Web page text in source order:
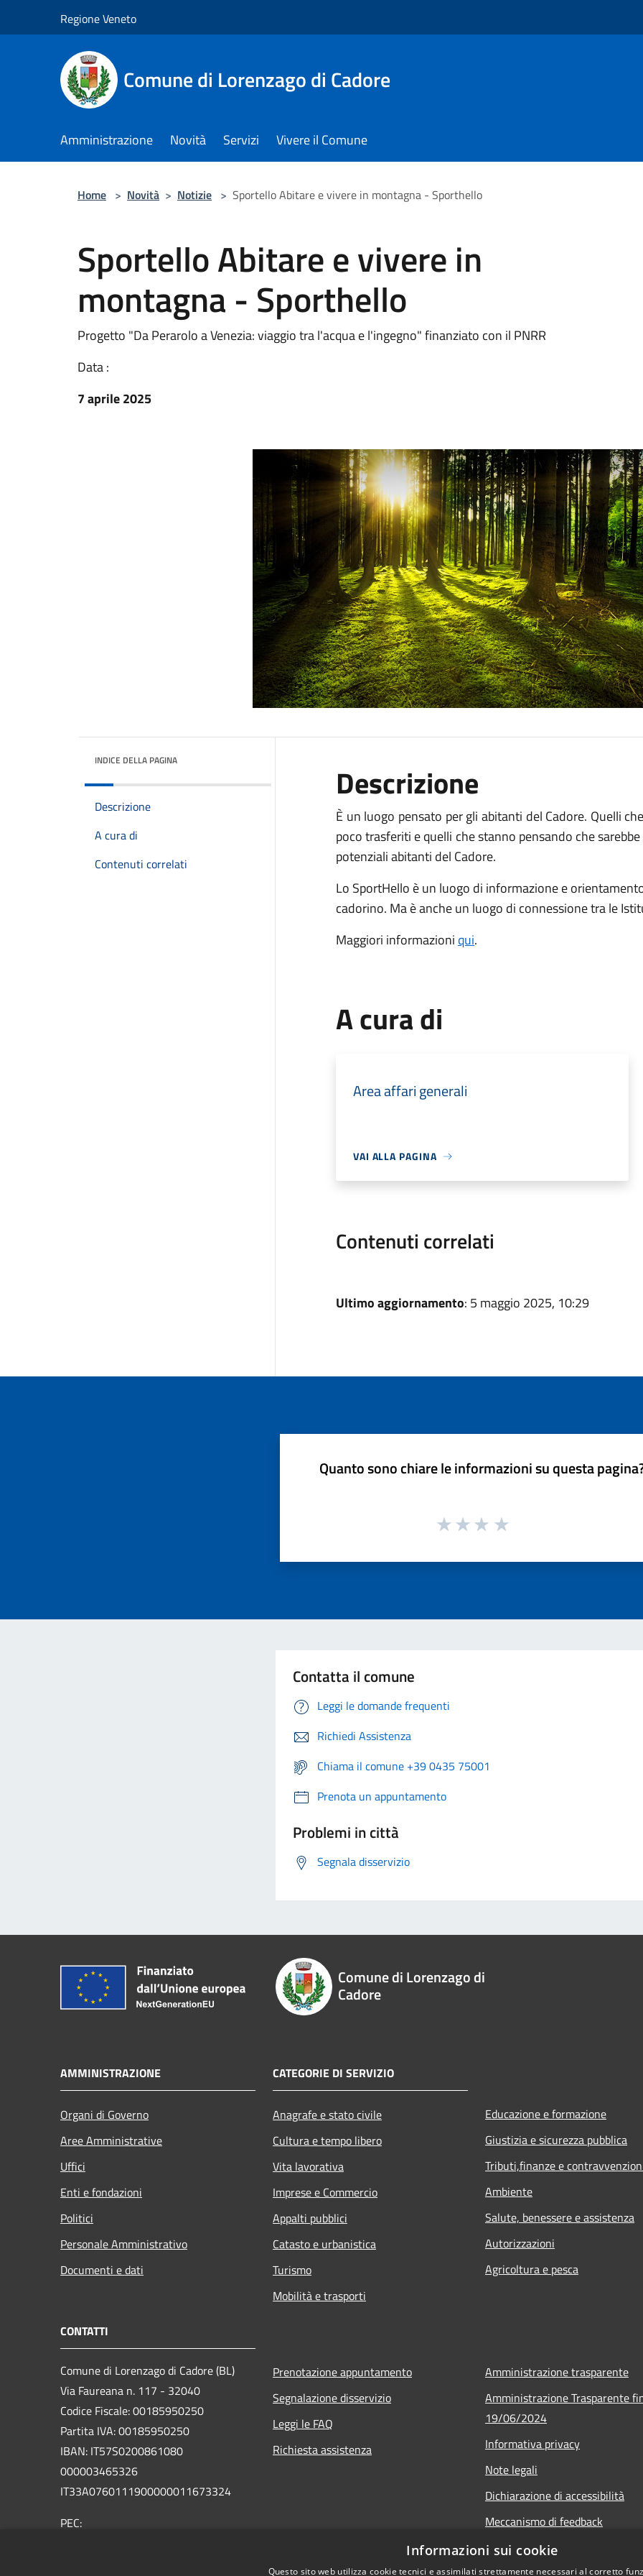
Regione Veneto
Comune di Lorenzago di Cadore
Amministrazione Novità Servizi Vivere il Comune
Home > Novità > Notizie > Sportello Abitare e vivere in montagna - Sporthello
Sportello Abitare e vivere in
montagna - Sporthello
Progetto "Da Perarolo a Venezia: viaggio tra l'acqua e l'ingegno" finanziato con il PNRR
Data :
7 aprile 2025
INDICE DELLA PAGINA
Descrizione
A cura di
Contenuti correlati
Descrizione
È un luogo pensato per gli abitanti del Cadore. Quelli
poco trasferiti e quelli che stanno pensando che
potenziali abitanti del Cadore.
Lo SportHello è un luogo di informazione e
cadorino. Ma è anche un luogo di connessione tra le
Maggiori informazioni qui.
A cura di
Area affari generali
VAI ALLA PAGINA
Contenuti correlati
Ultimo aggiornamento: 5 maggio 2025, 10:29
Quanto sono chiare le informazioni su questa
Contatta il comune
Leggi le domande frequenti
Richiedi Assistenza
Chiama il comune +39 0435 75001
Prenota un appuntamento
Problemi in città
Segnala disservizio
Comune di Lorenzago di
Cadore
AMMINISTRAZIONE
Organi di Governo
Aree Amministrative
Uffici
Enti e fondazioni
Politici
Personale Amministrativo
Documenti e dati
CATEGORIE DI SERVIZIO
Anagrafe e stato civile
Cultura e tempo libero
Vita lavorativa
Imprese e Commercio
Appalti pubblici
Catasto e urbanistica
Turismo
Mobilità e trasporti
Educazione e formazione
Giustizia e sicurezza pubblica
Tributi,finanze e
Ambiente
Salute, benessere e assistenza
Autorizzazioni
Agricoltura e pesca
CONTATTI
Comune di Lorenzago di Cadore (BL)
Via Faureana n. 117 - 32040
Codice Fiscale: 00185950250
Partita IVA: 00185950250
IBAN: IT57S0200861080
000003465326
IT33A0760111900000011673324
PEC:
Prenotazione appuntamento
Segnalazione disservizio
Leggi le FAQ
Richiesta assistenza
Amministrazione trasparente
Amministrazione Trasparente
19/06/2024
Informativa privacy
Note legali
Dichiarazione di accessibilità
Meccanismo di feedback
Informazioni sui cookie
Questo sito web utilizza cookie tecnici e assimilati strettamente necessari al corretto